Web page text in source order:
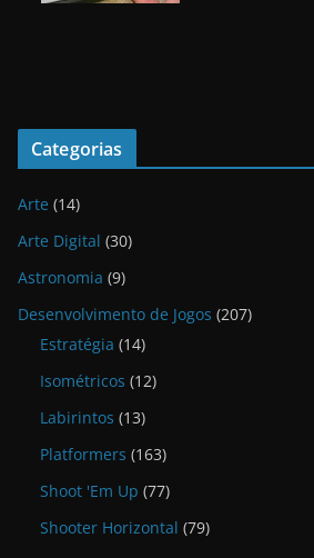
Categorias
Arte (14)
Arte Digital (30)
Astronomia (9)
Desenvolvimento de Jogos (207)
Estratégia (14)
Isométricos (12)
Labirintos (13)
Platformers (163)
Shoot 'Em Up (77)
Shooter Horizontal (79)